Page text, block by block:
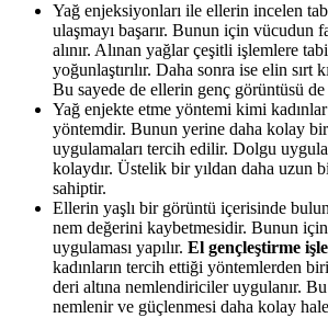
Yağ enjeksiyonları ile ellerin incelen
ulaşmayı başarır. Bunun için vücudun
alınır. Alınan yağlar çeşitli işlemlere
yoğunlaştırılır. Daha sonra ise elin sırt
Bu sayede de ellerin genç görüntüsü de
Yağ enjekte etme yöntemi kimi
yöntemdir. Bunun yerine daha kolay
uygulamaları tercih edilir. Dolgu
kolaydır. Üstelik bir yıldan daha uzun
sahiptir.
Ellerin yaşlı bir görüntü içerisinde
nem değerini kaybetmesidir. Bunun
uygulaması yapılır. El gençleştirme
kadınların tercih ettiği yöntemlerden
deri altına nemlendiriciler uygulanır.
nemlenir ve güçlenmesi daha kolay